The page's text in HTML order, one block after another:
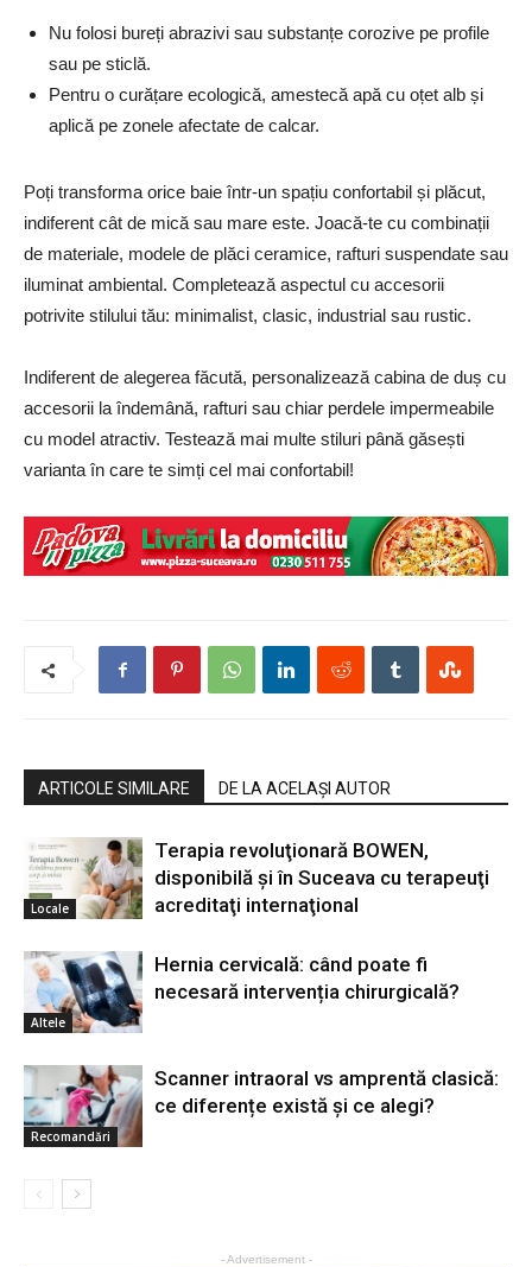
Nu folosi bureți abrazivi sau substanțe corozive pe profile
sau pe sticlă.
Pentru o curățare ecologică, amestecă apă cu oțet alb și
aplică pe zonele afectate de calcar.
Poți transforma orice baie într-un spațiu confortabil și plăcut,
indiferent cât de mică sau mare este. Joacă-te cu combinații
de materiale, modele de plăci ceramice, rafturi suspendate sau
iluminat ambiental. Completează aspectul cu accesorii
potrivite stilului tău: minimalist, clasic, industrial sau rustic.
Indiferent de alegerea făcută, personalizează cabina de duș cu
accesorii la îndemână, rafturi sau chiar perdele impermeabile
cu model atractiv. Testează mai multe stiluri până găsești
varianta în care te simți cel mai confortabil!
ARTICOLE SIMILARE DE LA ACELAȘI AUTOR
Locale
Terapia revoluţionară BOWEN,
disponibilă şi în Suceava cu terapeuţi
acreditaţi internaţional
Altele
Hernia cervicală: când poate fi
necesară intervenția chirurgicală?
Recomandări
Scanner intraoral vs amprentă clasică:
ce diferențe există și ce alegi?
- Advertisement -